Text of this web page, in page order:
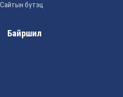
Сайтын бүтэц
Байршил